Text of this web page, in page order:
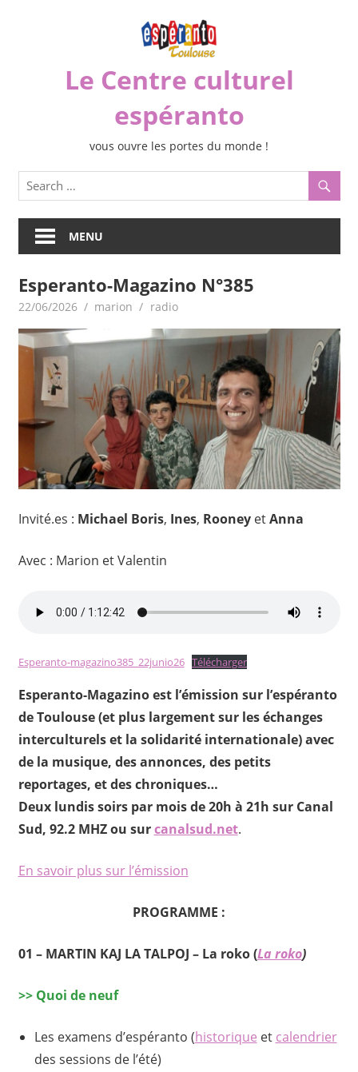
Le Centre culturel
espéranto
vous ouvre les portes du monde !
MENU
Esperanto-Magazino N°385
22/06/2026 marion radio
Invité.es : Michael Boris, Ines, RooneyetAnna
Avec : Marion et Valentin
Esperanto-magazino385_22junio26 Télécharger
Esperanto-Magazino est l’émission sur l’espéranto
de Toulouse(et plus largement sur les échanges
interculturels et la solidarité internationale) avec
de la musique, des annonces, des petits
reportages, et des chroniques…
Deux lundis soirs par mois de 20h à 21h sur Canal
Sud, 92.2 MHZ ou surcanalsud.net.
En savoir plus sur l’émission
PROGRAMME :
01 – MARTIN KAJ LA TALPOJ – La roko(La roko)
>> Quoi de neuf
Les examens d’espéranto (historique et calendrier
des sessions de l’été)